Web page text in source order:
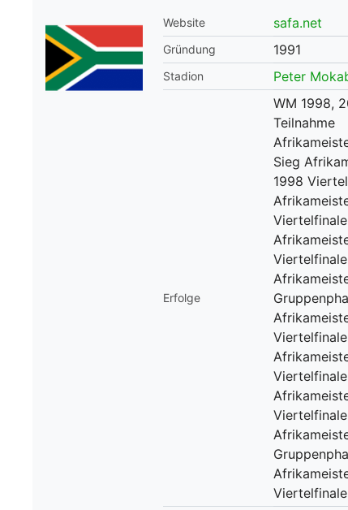
WM 2026
Website safa.net
Gründung 1991
Stadion Peter
Erfolge
WM 1998,
Teilnahme
Sieg
1998
Viertelfinale
Viertelfinale
Viertelfinale
Viertelfinale
Viertelfinale
Viertelfinale